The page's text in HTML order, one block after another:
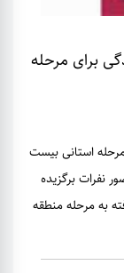
برای مرحله
استانی بیست
نفرات برگزیده
به مرحله منطقه